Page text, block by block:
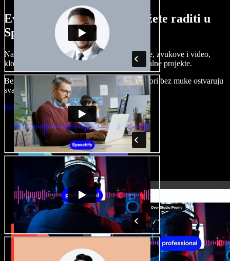
Evo malog pregleda što možete raditi u
Speechify Studiju.
Napravite voice overe, dodajte besplatne slike, zvukove i video,
klonirajte svoj glas i složite sjajne audio-vizualne projekte.
Bez učenja i sve dostupno u pregledniku, autori bez muke ostvaruju
svaku kreativnu ideju.
Pokreni Studio